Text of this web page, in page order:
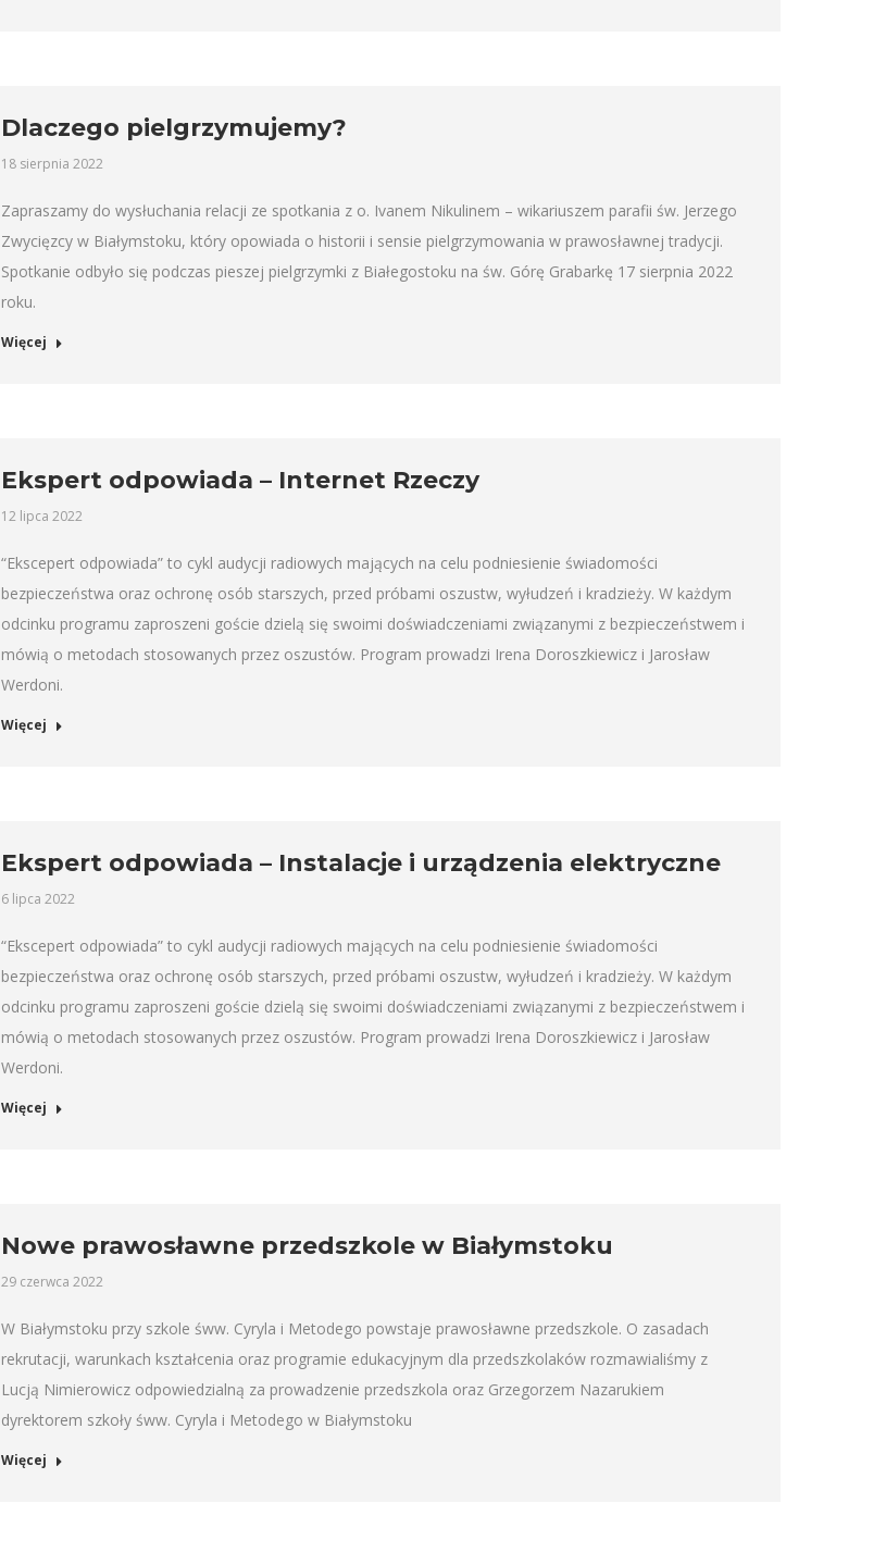
Dlaczego pielgrzymujemy?
18 sierpnia 2022
Zapraszamy do wysłuchania relacji ze spotkania z o. Ivanem Nikulinem – wikariuszem parafii św. Jerzego
Zwycięzcy w Białymstoku, który opowiada o historii i sensie pielgrzymowania w prawosławnej tradycji.
Spotkanie odbyło się podczas pieszej pielgrzymki z Białegostoku na św. Górę Grabarkę 17 sierpnia 2022
roku.
Więcej
Ekspert odpowiada – Internet Rzeczy
12 lipca 2022
“Ekscepert odpowiada” to cykl audycji radiowych mających na celu podniesienie świadomości
bezpieczeństwa oraz ochronę osób starszych, przed próbami oszustw, wyłudzeń i kradzieży. W każdym
odcinku programu zaproszeni goście dzielą się swoimi doświadczeniami związanymi z bezpieczeństwem i
mówią o metodach stosowanych przez oszustów. Program prowadzi Irena Doroszkiewicz i Jarosław
Werdoni.
Więcej
Ekspert odpowiada – Instalacje i urządzenia elektryczne
6 lipca 2022
“Ekscepert odpowiada” to cykl audycji radiowych mających na celu podniesienie świadomości
bezpieczeństwa oraz ochronę osób starszych, przed próbami oszustw, wyłudzeń i kradzieży. W każdym
odcinku programu zaproszeni goście dzielą się swoimi doświadczeniami związanymi z bezpieczeństwem i
mówią o metodach stosowanych przez oszustów. Program prowadzi Irena Doroszkiewicz i Jarosław
Werdoni.
Więcej
Nowe prawosławne przedszkole w Białymstoku
29 czerwca 2022
W Białymstoku przy szkole śww. Cyryla i Metodego powstaje prawosławne przedszkole. O zasadach
rekrutacji, warunkach kształcenia oraz programie edukacyjnym dla przedszkolaków rozmawialiśmy z
Lucją Nimierowicz odpowiedzialną za prowadzenie przedszkola oraz Grzegorzem Nazarukiem
dyrektorem szkoły śww. Cyryla i Metodego w Białymstoku
Więcej